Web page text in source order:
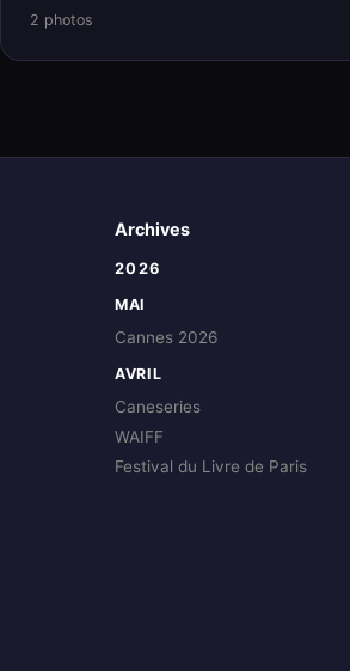
2 photos
Archives
2026
MAI
Cannes 2026
AVRIL
Caneseries
WAIFF
Festival du Livre de Paris